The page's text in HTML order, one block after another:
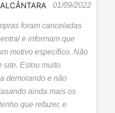
01/09/2022
foram canceladas
e informam que
motivo específico. Não
site. Estou muito
demorando e não
ainda mais os
que refazer, e